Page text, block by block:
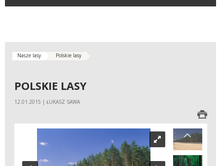
Nasze lasy Polskie lasy
POLSKIE LASY
12.01.2015 | ŁUKASZ SAWA